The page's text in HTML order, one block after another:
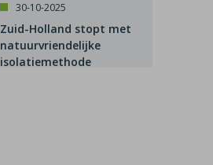
30-10-2025
Zuid-Holland stopt met
natuurvriendelijke
isolatiemethode